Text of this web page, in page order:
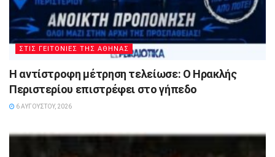
ΣΤΙΣ ΓΕΙΤΟΝΙΕΣ ΤΗΣ ΑΘΗΝΑΣ
Η αντίστροφη μέτρηση τελείωσε: Ο Ηρακλής
Περιστερίου επιστρέφει στο γήπεδο
6 ΑΥΓΟΎΣΤΟΥ, 2026